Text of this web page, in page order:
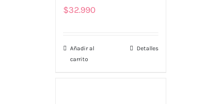
$32.990
Añadir al
carrito
Detalles